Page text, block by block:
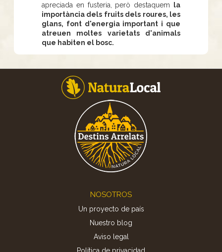
apreciada en fusteria, però destaquem
la
importància dels fruits dels roures, les
glans, font d'energia important i que
atreuen moltes varietats d'animals
que habiten el bosc.
NOSOTROS
Un proyecto de país
Nuestro blog
Aviso legal
Política de privacidad